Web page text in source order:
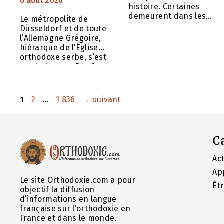
l’Église
orthodoxe
ukrainienne
Le métropolite de
Düsseldorf et de toute
l’Allemagne Grégoire,
hiérarque de l’Église
orthodoxe serbe, s’est
rendu les 4 et 5 août
spécialement en Ukraine
pour assister à
reportée, il a redit que
son Église tient l’Église
orthodoxe ukrainienne
séjour a coïncidé avec
un nouveau
bombardement russe de
la ville, qui a coûté la
histoire. Certaines
demeurent dans les
Page
1 Page
2 … Page
1 836 → suivant
Le site Orthodoxie.com a pour
objectif la diffusion
d’informations en langue
française sur l’orthodoxie en
France et dans le monde.